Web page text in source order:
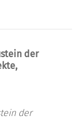
der
der